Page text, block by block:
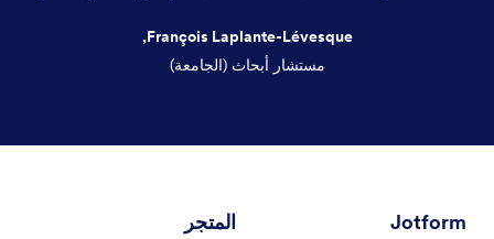
François Laplante-Lévesque,
مستشار أبحاث (الجامعة)
Jotform المتجر